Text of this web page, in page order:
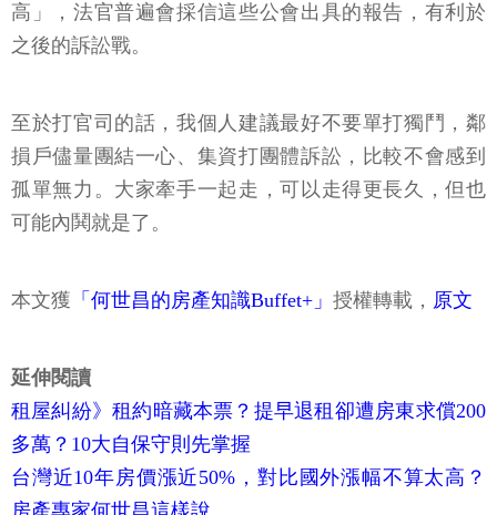
高」，法官普遍會採信這些公會出具的報告，有利於
之後的訴訟戰。
至於打官司的話，我個人建議最好不要單打獨鬥，鄰
損戶儘量團結一心、集資打團體訴訟，比較不會感到
孤單無力。大家牽手一起走，可以走得更長久，但也
可能內鬨就是了。
本文獲 「何世昌的房產知識Buffet+」 授權轉載， 原文
延伸閱讀
租屋糾紛》租約暗藏本票？提早退租卻遭房東求償200
多萬？10大自保守則先掌握
台灣近10年房價漲近50%，對比國外漲幅不算太高？
房產專家何世昌這樣說